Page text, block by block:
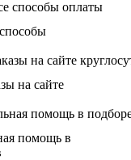
на сайте
помощь в